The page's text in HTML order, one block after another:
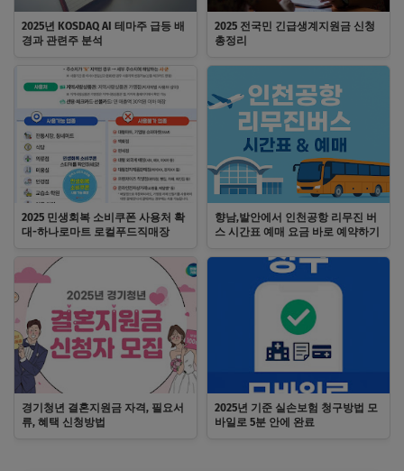
2025년 KOSDAQ AI 테마주 급등 배
경과 관련주 분석
2025 전국민 긴급생계지원금 신청
총정리
2025 민생회복 소비쿠폰 사용처 확
대-하나로마트 로컬푸드직매장
향남,발안에서 인천공항 리무진 버
스 시간표 예매 요금 바로 예약하기
경기청년 결혼지원금 자격, 필요서
류, 혜택 신청방법
2025년 기준 실손보험 청구방법 모
바일로 5분 안에 완료